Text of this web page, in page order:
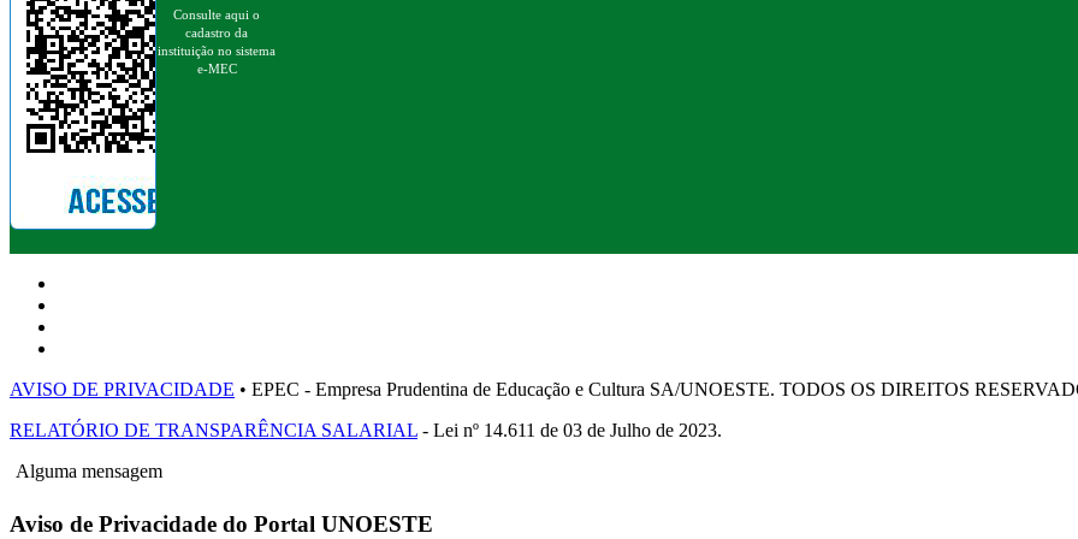
Consulte aqui o
cadastro da
instituição no sistema
e-MEC
AVISO DE PRIVACIDADE • EPEC - Empresa Prudentina de Educação e Cultura SA/UNOESTE. TODOS OS DIREITOS
RELATÓRIO DE TRANSPARÊNCIA SALARIAL - Lei nº 14.611 de 03 de Julho de 2023.
Alguma mensagem
Aviso de Privacidade do Portal UNOESTE